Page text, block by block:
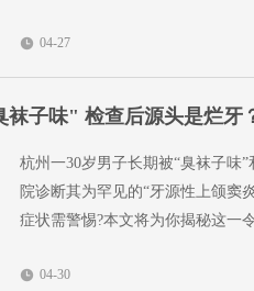
04-27
袜子味" 检查后源头是烂牙
杭州一30岁男子长期被“臭袜子味
院诊断其为罕见的“牙源性上颌窦
症状需警惕?本文将为你揭秘这一
04-30